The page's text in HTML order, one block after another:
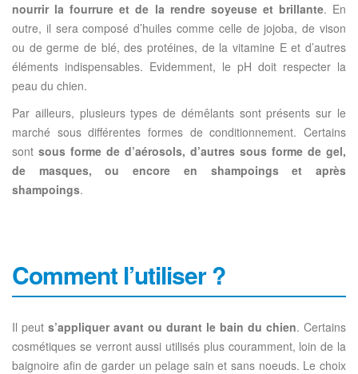
nourrir la fourrure et de la rendre soyeuse et brillante. En
outre, il sera composé d’huiles comme celle de jojoba, de vison
ou de germe de blé, des protéines, de la vitamine E et d’autres
éléments indispensables. Evidemment, le pH doit respecter la
peau du chien.
Par ailleurs, plusieurs types de démêlants sont présents sur le
marché sous différentes formes de conditionnement. Certains
sont sous forme de d’aérosols, d’autres sous forme de gel,
de masques, ou encore en shampoings et après
shampoings.
Comment l’utiliser ?
Il peut s’appliquer avant ou durant le bain du chien. Certains
cosmétiques se verront aussi utilisés plus couramment, loin de la
baignoire afin de garder un pelage sain et sans noeuds. Le choix